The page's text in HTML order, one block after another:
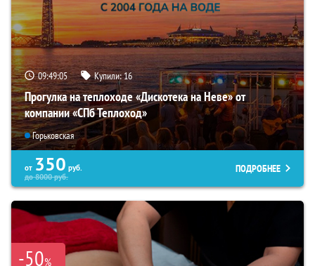
09:49:04 Купили:16
Прогулка на теплоходе «Дискотека на Неве» от
компании «СПб Теплоход»
Горьковская
от 350 руб.
до8000руб.
ПОДРОБНЕЕ
-50%